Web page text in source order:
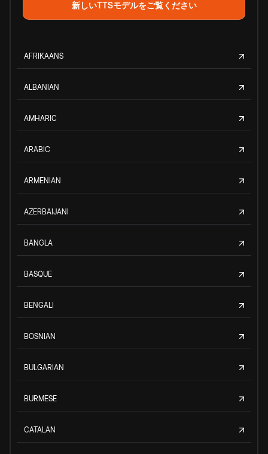
新しいTTSモデルをご覧ください
AFRIKAANS
ALBANIAN
AMHARIC
ARABIC
ARMENIAN
AZERBAIJANI
BANGLA
BASQUE
BENGALI
BOSNIAN
BULGARIAN
BURMESE
CATALAN